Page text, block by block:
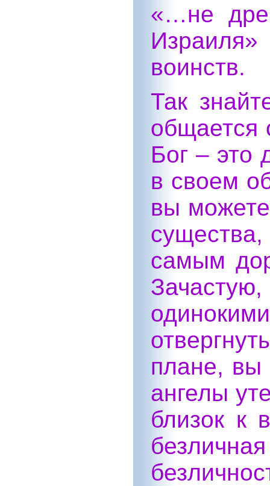
«…не
воинств.
Так
общается
Бог – это
в своем
вы
самым
плане, вы
ангелы
близок к